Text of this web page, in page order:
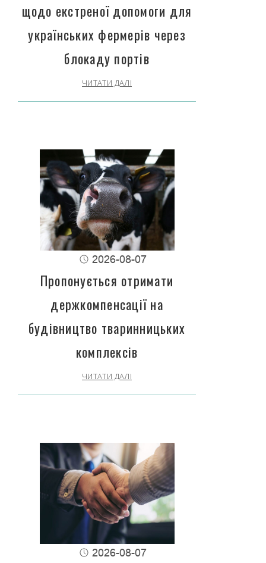
щодо екстреної допомоги для
українських фермерів через
блокаду портів
ЧИТАТИ ДАЛІ
2026-08-07
Пропонується отримати
держкомпенсації на
будівництво тваринницьких
комплексів
ЧИТАТИ ДАЛІ
2026-08-07